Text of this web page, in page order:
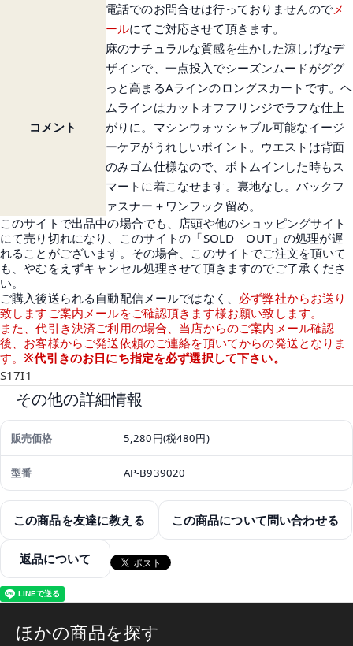
電話でのお問合せは行っておりませんのでメ
ールにてご対応させて頂きます。
コメント
麻のナチュラルな質感を生かした涼しげなデ
ザインで、一点投入でシーズンムードがググ
っと高まるAラインのロングスカートです。ヘ
ムラインはカットオフフリンジでラフな仕上
がりに。マシンウォッシャブル可能なイージ
ーケアがうれしいポイント。ウエストは背面
のみゴム仕様なので、ボトムインした時もス
マートに着こなせます。裏地なし。バックフ
ァスナー＋ワンフック留め。
このサイトで出品中の場合でも、店頭や他のショッピングサイト
にて売り切れになり、このサイトの「SOLD OUT」の処理が遅
れることがございます。その場合、このサイトでご注文を頂いて
も、やむをえずキャンセル処理させて頂きますのでご了承くださ
い。
ご購入後送られる自動配信メールではなく、 必ず弊社からお送り
致しますご案内メールをご確認頂きます様お願い致します。
また、代引き決済ご利用の場合、当店からのご案内メール確認
後、お客様からご発送依頼のご連絡を頂いてからの発送となりま
す。※代引きのお日にち指定を必ず選択して下さい。
S17I1
その他の詳細情報
販売価格 5,280円(税480円)
型番 AP-B939020
この商品を友達に教える この商品について問い合わせる
返品について
ほかの商品を探す